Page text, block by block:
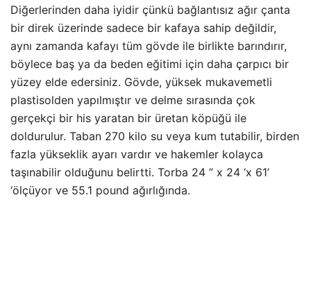
Diğerlerinden daha iyidir çünkü bağlantısız ağır çanta
bir direk üzerinde sadece bir kafaya sahip değildir,
aynı zamanda kafayı tüm gövde ile birlikte barındırır,
böylece baş ya da beden eğitimi için daha çarpıcı bir
yüzey elde edersiniz. Gövde, yüksek mukavemetli
plastisolden yapılmıştır ve delme sırasında çok
gerçekçi bir his yaratan bir üretan köpüğü ile
doldurulur. Taban 270 kilo su veya kum tutabilir, birden
fazla yükseklik ayarı vardır ve hakemler kolayca
taşınabilir olduğunu belirtti. Torba 24 ” x 24 ‘x 61’
‘ölçüyor ve 55.1 pound ağırlığında.